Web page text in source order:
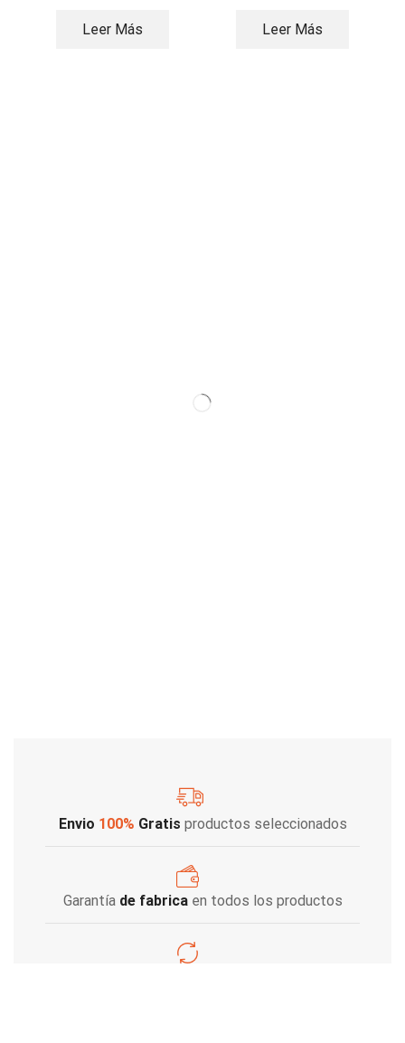
Leer Más Leer Más
Envio 100% Gratis productos seleccionados
Garantía de fabricaen todos los productos